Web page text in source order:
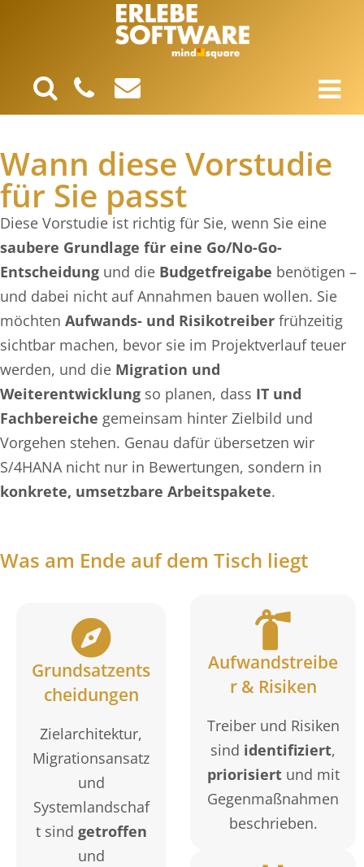
Wann diese Vorstudie
für Sie passt
Diese Vorstudie ist richtig für Sie, wenn Sie eine
saubere Grundlage für eine Go/No-Go-
Entscheidung und die Budgetfreigabe benötigen –
und dabei nicht auf Annahmen bauen wollen. Sie
möchten Aufwands- und Risikotreiber frühzeitig
sichtbar machen, bevor sie im Projektverlauf teuer
werden, und die Migration und
Weiterentwicklung so planen, dass IT und
Fachbereiche gemeinsam hinter Zielbild und
Vorgehen stehen. Genau dafür übersetzen wir
S/4HANA nicht nur in Bewertungen, sondern in
konkrete, umsetzbare Arbeitspakete.
Was am Ende auf dem Tisch liegt
Grundsatzents
cheidungen
Zielarchitektur,
Migrationsansatz
und
Systemlandschaf
t sind getroffen
und
Aufwandstreibe
r & Risiken
Treiber und Risiken
sind identifiziert,
priorisiertund mit
Gegenmaßnahmen
beschrieben.